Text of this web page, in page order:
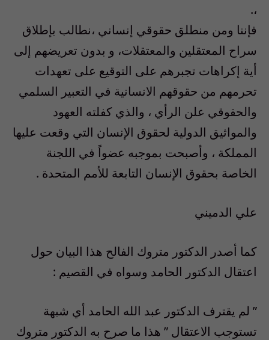
،.
فإننا ومن منطلق حقوقي إنساني ،نطالب بإطلاق
سراح المعتقلين والمعتقلات، و بدون تعريضهم إلى
أية إكراهات تجبرهم على التوقيع على تعهدات
تحرمهم من حقوقهم الانسانية في التعبير السلمي
والحقوقي علن الرأي ، والذي كفلته العهود
والمواثيق الدولية لحقوق الإنسان التي وقعت عليها
المملكة ، وأصبحت بموجبه عضواً في اللجنة
الخاصة بحقوق الإنسان التابعة للأمم المتحدة .
علي الدميني
كما أصدر الدكتور متروك الفالح هذا البيان حول
اعتقال الدكتور الحامد وسواه في القصيم :
” لم يقترف الدكتور عبد الله الحامد أي شبهة
تستوجب الاعتقال ” هذا ما صرح به الدكتور متروك